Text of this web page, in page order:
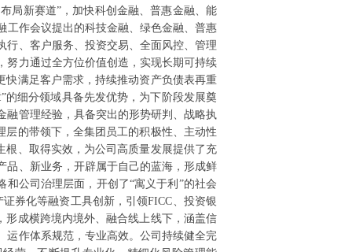
局新赛道”，加快科创金融、普惠金融、能
工作会议提出的科技金融、绿色金融、普惠
行、客户服务、投资交易、全面风控、管理
努力通过全方位价值创造，实现长期可持续
满足客户需求，持续推动资产负债表再重
细分领域具备先发优势，为下阶段发展奠
融管理经验，具备突出的形势研判、战略执
的带领下，全集团员工的积极性、主动性
、取得实效，为公司高质量发展提供了充
品、新业务，开辟属于自己的蓝海，形成鲜
公司治理层面，开创了“寓义于利”的社会
券化等融资工具创新，引领FICC、投资银
成横跨境内境外、融合线上线下，涵盖信
运作体系规范，专业高效。公司持续健全完